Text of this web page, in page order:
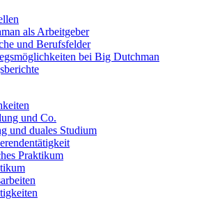
als Arbeitgeber
und Berufsfelder
bei Big Dutchman
und Co.
und duales Studium
Praktikum